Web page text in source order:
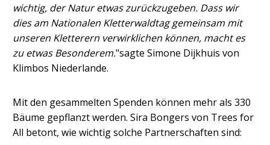
wichtig, der Natur etwas zurückzugeben. Dass wir
dies am Nationalen Kletterwaldtag gemeinsam mit
unseren Kletterern verwirklichen können, macht es
zu etwas Besonderem."sagte Simone Dijkhuis von
Klimbos Niederlande.
Mit den gesammelten Spenden können mehr als 330
Bäume gepflanzt werden. Sira Bongers von Trees for
All betont, wie wichtig solche Partnerschaften sind: